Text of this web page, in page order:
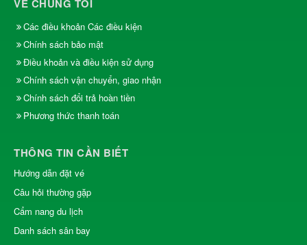
VỀ CHÚNG TÔI
Các điều khoản Các điều kiện
Chính sách bảo mật
Điều khoản và điều kiện sử dụng
Chính sách vận chuyển, giao nhận
Chính sách đổi trả hoàn tiền
Phương thức thanh toán
THÔNG TIN CẦN BIẾT
Hướng dẫn đặt vé
Câu hỏi thường gặp
Cẩm nang du lịch
Danh sách sân bay